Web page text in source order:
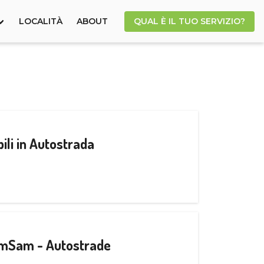
LOCALITÀ ABOUT QUAL È IL TUO SERVIZIO?
in Autostrada
- Autostrade